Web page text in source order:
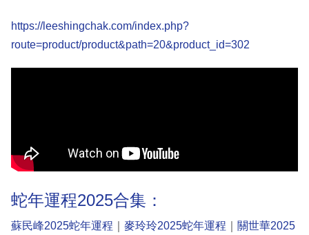
https://leeshingchak.com/index.php?
route=product/product&path=20&product_id=302
蛇年運程2025合集：
蘇民峰2025蛇年運程 麥玲玲2025蛇年運程
關世華2025